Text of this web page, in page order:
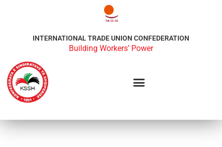
INTERNATIONAL TRADE UNION CONFEDERATION
Building Workers’ Power